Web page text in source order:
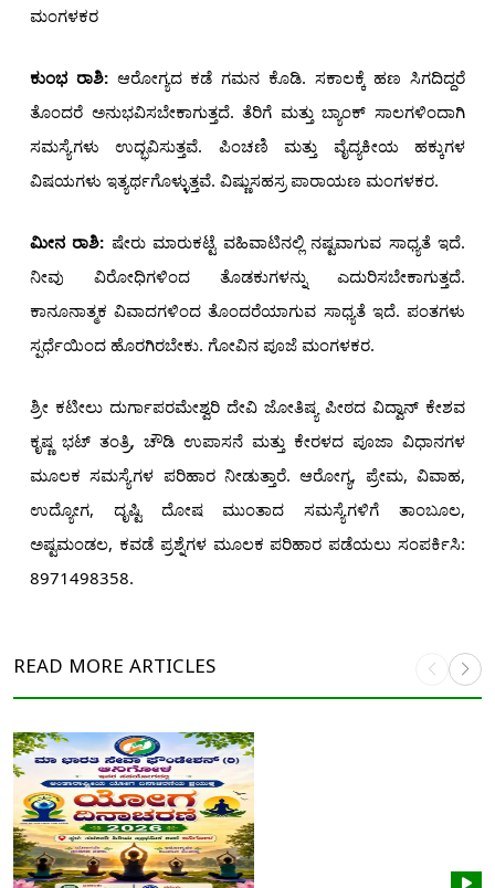
ಮಂಗಳಕರ
ಕುಂಭ ರಾಶಿ: ಆರೋಗ್ಯದ ಕಡೆ ಗಮನ ಕೊಡಿ. ಸಕಾಲಕ್ಕೆ ಹಣ ಸಿಗದಿದ್ದರೆ
ತೊಂದರೆ ಅನುಭವಿಸಬೇಕಾಗುತ್ತದೆ. ತೆರಿಗೆ ಮತ್ತು ಬ್ಯಾಂಕ್ ಸಾಲಗಳಿಂದಾಗಿ
ಸಮಸ್ಯೆಗಳು ಉದ್ಭವಿಸುತ್ತವೆ. ಪಿಂಚಣಿ ಮತ್ತು ವೈದ್ಯಕೀಯ ಹಕ್ಕುಗಳ
ವಿಷಯಗಳು ಇತ್ಯರ್ಥಗೊಳ್ಳುತ್ತವೆ. ವಿಷ್ಣುಸಹಸ್ರ ಪಾರಾಯಣ ಮಂಗಳಕರ.
ಮೀನ ರಾಶಿ: ಷೇರು ಮಾರುಕಟ್ಟೆ ವಹಿವಾಟಿನಲ್ಲಿ ನಷ್ಟವಾಗುವ ಸಾಧ್ಯತೆ ಇದೆ.
ನೀವು ವಿರೋಧಿಗಳಿಂದ ತೊಡಕುಗಳನ್ನು ಎದುರಿಸಬೇಕಾಗುತ್ತದೆ.
ಕಾನೂನಾತ್ಮಕ ವಿವಾದಗಳಿಂದ ತೊಂದರೆಯಾಗುವ ಸಾಧ್ಯತೆ ಇದೆ. ಪಂತಗಳು
ಸ್ಪರ್ಧೆಯಿಂದ ಹೊರಗಿರಬೇಕು. ಗೋವಿನ ಪೂಜೆ ಮಂಗಳಕರ.
ಶ್ರೀ ಕಟೀಲು ದುರ್ಗಾಪರಮೇಶ್ವರಿ ದೇವಿ ಜೋತಿಷ್ಯ ಪೀಠದ ವಿದ್ವಾನ್ ಕೇಶವ
ಕೃಷ್ಣ ಭಟ್ ತಂತ್ರಿ, ಚೌಡಿ ಉಪಾಸನೆ ಮತ್ತು ಕೇರಳದ ಪೂಜಾ ವಿಧಾನಗಳ
ಮೂಲಕ ಸಮಸ್ಯೆಗಳ ಪರಿಹಾರ ನೀಡುತ್ತಾರೆ. ಆರೋಗ್ಯ, ಪ್ರೇಮ, ವಿವಾಹ,
ಉದ್ಯೋಗ, ದೃಷ್ಟಿ ದೋಷ ಮುಂತಾದ ಸಮಸ್ಯೆಗಳಿಗೆ ತಾಂಬೂಲ,
ಅಷ್ಟಮಂಡಲ, ಕವಡೆ ಪ್ರಶ್ನೆಗಳ ಮೂಲಕ ಪರಿಹಾರ ಪಡೆಯಲು ಸಂಪರ್ಕಿಸಿ:
8971498358.
READ MORE ARTICLES